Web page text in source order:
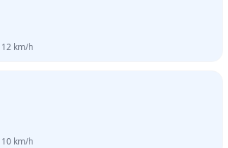
12km/h
10km/h